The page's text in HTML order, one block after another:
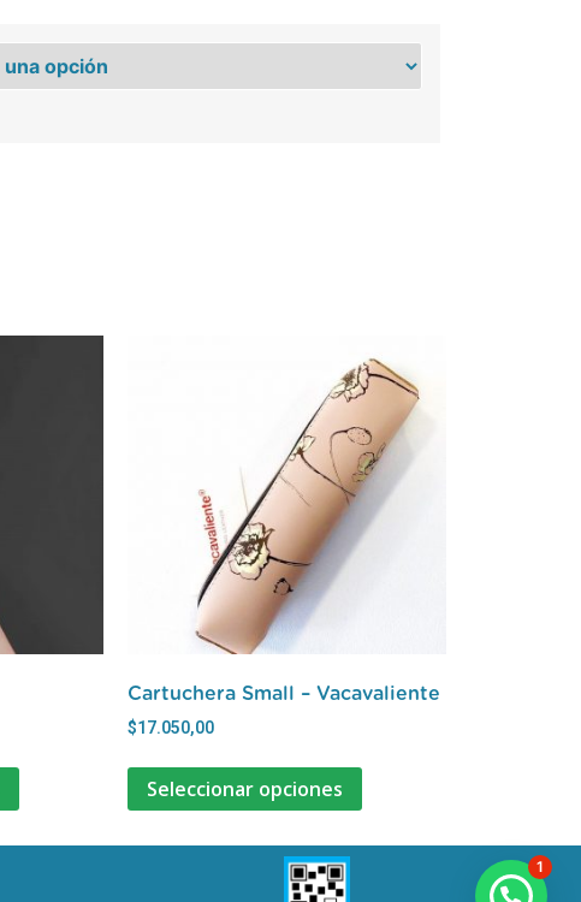
Cartuchera Small – Vacavaliente
$17.050,00
Seleccionar opciones
1